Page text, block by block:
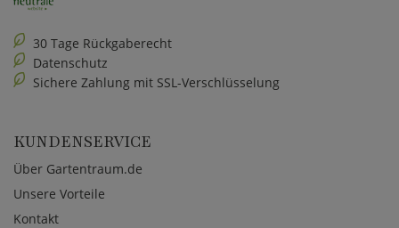
30 Tage Rückgaberecht
Datenschutz
Sichere Zahlung mit SSL-Verschlüsselung
KUNDENSERVICE
Über Gartentraum.de
Unsere Vorteile
Kontakt